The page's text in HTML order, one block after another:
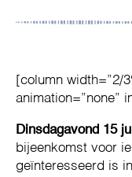
[column width=”2/
animation=”none”
Dinsdagavond 15
bijeenkomst voor
geïnteresseerd is